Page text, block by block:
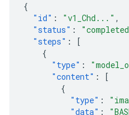
{
"id" : "v1_Chd..." ,
"status" :
"steps" :
[
{
"type" :
"content" :
[
{
"type" :
"data" :